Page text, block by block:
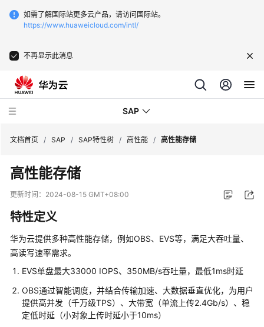
如需了解国际站更多云产品，请访问国际站。
https://www.huaweicloud.com/intl/
不再显示此消息
SAP
SAP
技
画
SAP
特
树
SAP
文档首页 / SAP / SAP特性树 / 高性能 / 高性能存储
高性能存储
更新时间： 2024-08-15 GMT+08:00
特性定义
华为云提供多种高性能存储，例如OBS、EVS等，满足大吞吐量、
高读写速率需求。
EVS单盘最大33000 IOPS、350MB/s吞吐量，最低1ms时延
OBS通过智能调度，并结合传输加速、大数据垂直优化，为用户
提供高并发（千万级TPS）、大带宽（单流上传2.4Gb/s）、稳
定低时延（小对象上传时延小于10ms）